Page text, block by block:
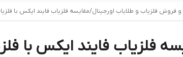
و فروش فلزیاب و طلایاب اورجینال/مقایسه فلزیاب فایند ایکس با
فلزیاب فایند ایکس با